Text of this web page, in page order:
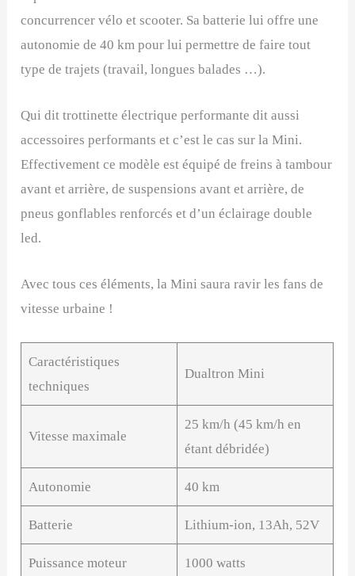
concurrencer vélo et scooter. Sa batterie lui offre une
autonomie de 40 km pour lui permettre de faire tout
type de trajets (travail, longues balades …).
Qui dit trottinette électrique performante dit aussi
accessoires performants et c’est le cas sur la Mini.
Effectivement ce modèle est équipé de freins à tambour
avant et arrière, de suspensions avant et arrière, de
pneus gonflables renforcés et d’un éclairage double
led.
Avec tous ces éléments, la Mini saura ravir les fans de
vitesse urbaine !
Caractéristiques
techniques
Dualtron Mini
Vitesse maximale
25 km/h (45 km/h en
étant débridée)
Autonomie 40 km
Batterie Lithium-ion, 13Ah, 52V
Puissance moteur 1000 watts